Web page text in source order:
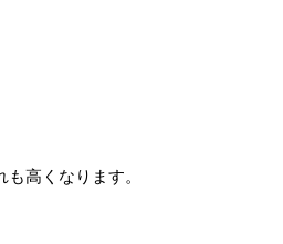
高くなります。